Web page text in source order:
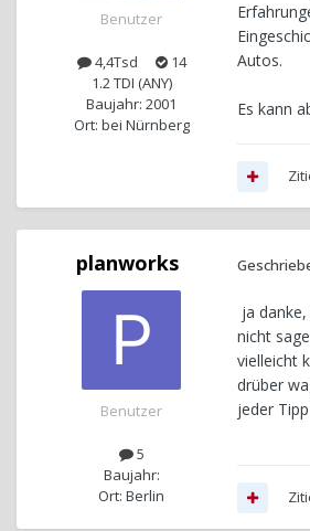
Benutzer
4,4Tsd
14
1.2 TDI (ANY)
Baujahr: 2001
Ort: bei Nürnberg
Autos.
Es kann
planworks
Benutzer
5
Baujahr:
Ort: Berlin
ja
nicht
vielleicht
drüber
jeder